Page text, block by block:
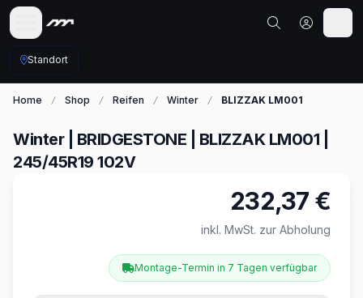
Standort
Home Shop Reifen Winter BLIZZAK LM001
Winter | BRIDGESTONE | BLIZZAK LM001 |
245/45R19 102V
232,37 €
inkl. MwSt. zur Abholung
Montage-Termin in 7 Tagen verfügbar